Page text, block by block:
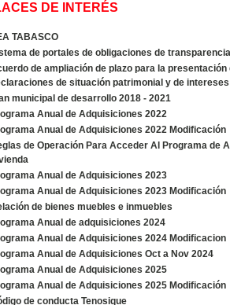
DE INTERÉS
TABASCO
de portales de obligaciones de transparencia
de ampliación de plazo para la presentación
de situación patrimonial y de intereses
municipal de desarrollo 2018 - 2021
Anual de Adquisiciones 2022
Anual de Adquisiciones 2022 Modificación
de Operación Para Acceder Al Programa de
Anual de Adquisiciones 2023
Anual de Adquisiciones 2023 Modificación
de bienes muebles e inmuebles
Anual de adquisiciones 2024
Anual de Adquisiciones 2024 Modificacion
Anual de Adquisiciones Oct a Nov 2024
Anual de Adquisiciones 2025
Anual de Adquisiciones 2025 Modificación
de conducta Tenosique